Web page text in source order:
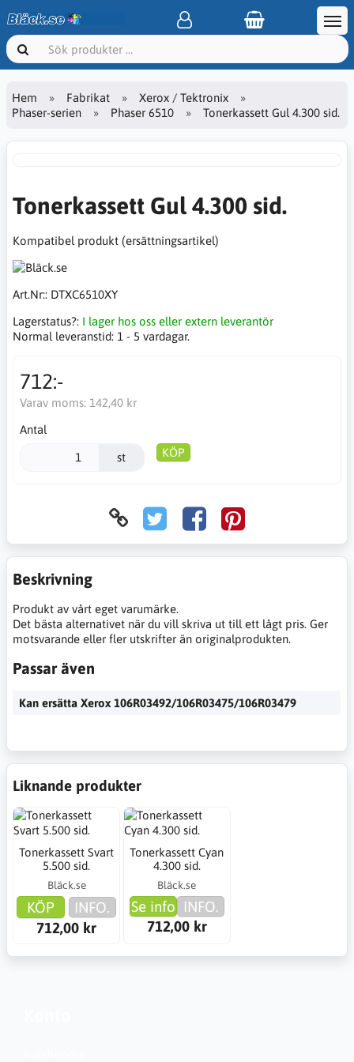
Hem Fabrikat
Xerox / Tektronix
Phaser-serien
Phaser 6510 Tonerkassett Gul 4.300 sid.
Tonerkassett Gul 4.300 sid.
Kompatibel produkt (ersättningsartikel)
Art.Nr:: DTXC6510XY
Lagerstatus?: I lager hos oss eller extern leverantör
Normal leveranstid: 1 - 5 vardagar.
712:-
Varav moms: 142,40 kr
Antal
st KÖP
Beskrivning
Produkt av vårt eget varumärke.
Det bästa alternativet när du vill skriva ut till ett lågt pris. Ger
motsvarande eller fler utskrifter än originalprodukten.
Passar även
Kan ersätta Xerox 106R03492/106R03475/106R03479
Liknande produkter
Tonerkassett Svart
5.500 sid.
Bläck.se
KÖP
INFO.
712,00 kr
Tonerkassett Cyan
4.300 sid.
Bläck.se
Se info INFO.
712,00 kr